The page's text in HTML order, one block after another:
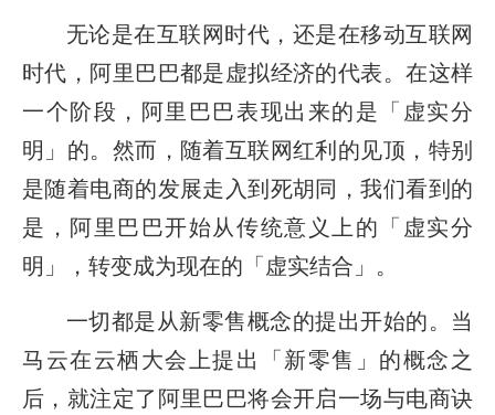
无论是在互联网时代，还是在移动互联网
时代，阿里巴巴都是虚拟经济的代表。在这样
一个阶段，阿里巴巴表现出来的是「虚实分
明」的。然而，随着互联网红利的见顶，特别
是随着电商的发展走入到死胡同，我们看到的
是，阿里巴巴开始从传统意义上的「虚实分
明」，转变成为现在的「虚实结合」。
一切都是从新零售概念的提出开始的。当
马云在云栖大会上提出「新零售」的概念之
后，就注定了阿里巴巴将会开启一场与电商诀